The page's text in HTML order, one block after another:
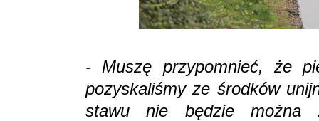
- Muszę przypomnieć, że
pozyskaliśmy ze środków
stawu nie będzie można